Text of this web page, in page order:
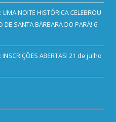
NOITE HISTÓRICA CELEBROU
DE SANTA BÁRBARA DO PARÁ! 6
ABERTAS! 21 de julho